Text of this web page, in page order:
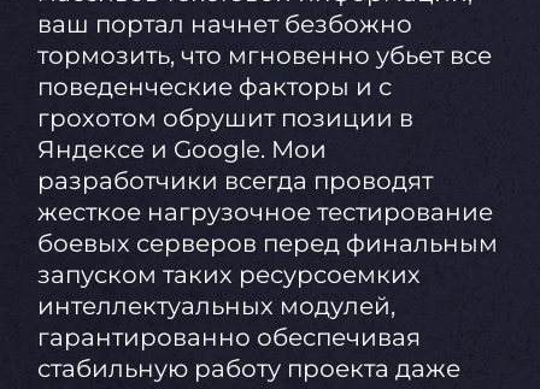
ваш портал начнет безбожно
тормозить, что мгновенно убьет все
поведенческие факторы и с
грохотом обрушит позиции в
Яндексе и Google. Мои
разработчики всегда проводят
жесткое нагрузочное тестирование
боевых серверов перед финальным
запуском таких ресурсоемких
интеллектуальных модулей,
гарантированно обеспечивая
стабильную работу проекта даже